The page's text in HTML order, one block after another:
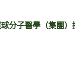
分子醫學（集團）